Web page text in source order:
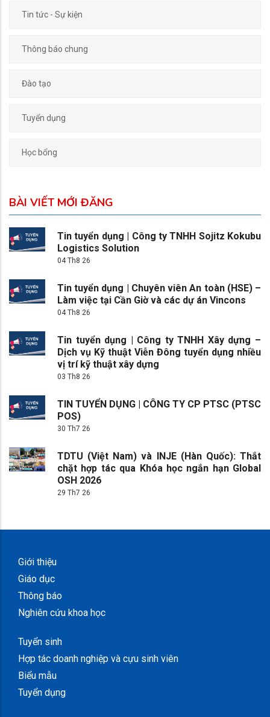
Tin tức - Sự kiện
Thông báo chung
Đào tạo
Tuyển dụng
Học bổng
BÀI VIẾT MỚI ĐĂNG
Tin tuyển dụng | Công ty TNHH Sojitz Kokubu
Logistics Solution
04 Th8 26
Tin tuyển dụng | Chuyên viên An toàn (HSE) –
Làm việc tại Cần Giờ và các dự án Vincons
04 Th8 26
Tin tuyển dụng | Công ty TNHH Xây dựng –
Dịch vụ Kỹ thuật Viễn Đông tuyển dụng nhiều
vị trí kỹ thuật xây dựng
03 Th8 26
TIN TUYỂN DỤNG | CÔNG TY CP PTSC (PTSC
POS)
30 Th7 26
TDTU (Việt Nam) và INJE (Hàn Quốc): Thắt
chặt hợp tác qua Khóa học ngắn hạn Global
OSH 2026
29 Th7 26
Giới thiệu
Giáo dục
Thông báo
Nghiên cứu khoa học
Tuyển sinh
Hợp tác doanh nghiệp và cựu sinh viên
Biểu mẫu
Tuyển dụng